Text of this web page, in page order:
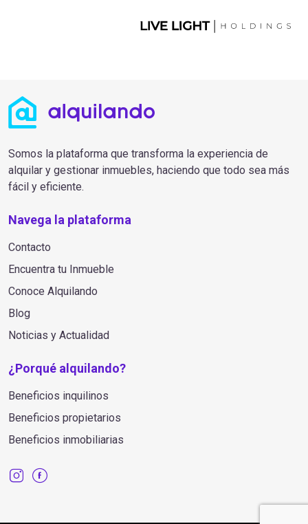
Somos la plataforma que transforma la experiencia de
alquilar y gestionar inmuebles, haciendo que todo sea más
fácil y eficiente.
Navega la plataforma
Contacto
Encuentra tu Inmueble
Conoce Alquilando
Blog
Noticias y Actualidad
¿Porqué alquilando?
Beneficios inquilinos
Beneficios propietarios
Beneficios inmobiliarias